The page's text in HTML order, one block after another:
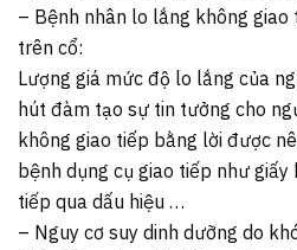
– Bệnh nhân lo lắng không
trên cổ:
Lượng giá mức độ lo lắng của
hút đàm tạo sự tin tưởng cho
không giao tiếp bằng lời được
bệnh dụng cụ giao tiếp như
tiếp qua dấu hiệu …
– Nguy cơ suy dinh dưỡng do